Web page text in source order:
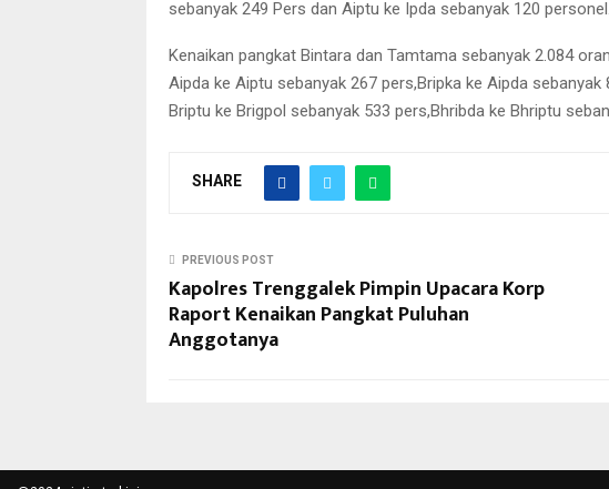
sebanyak 249 Pers dan Aiptu ke Ipda sebanyak 120 personel.
Kenaikan pangkat Bintara dan Tamtama sebanyak 2.084
Aipda ke Aiptu sebanyak 267 pers,Bripka ke Aipda
Briptu ke Brigpol sebanyak 533 pers,Bhribda ke Bhriptu
SHARE
PREVIOUS POST
Kapolres Trenggalek Pimpin Upacara Korp
Raport Kenaikan Pangkat Puluhan
Anggotanya